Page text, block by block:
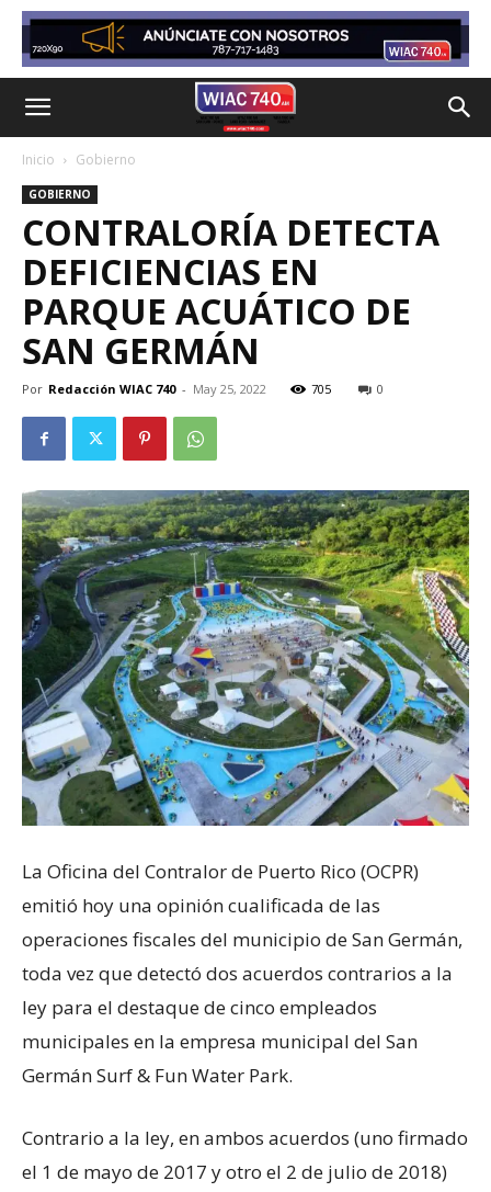
Inicio Gobierno
GOBIERNO
CONTRALORÍA DETECTA
DEFICIENCIAS EN
PARQUE ACUÁTICO DE
SAN GERMÁN
Por Redacción WIAC 740 - May 25, 2022 705 0
La Oficina del Contralor de Puerto Rico (OCPR)
emitió hoy una opinión cualificada de las
operaciones fiscales del municipio de San Germán,
toda vez que detectó dos acuerdos contrarios a la
ley para el destaque de cinco empleados
municipales en la empresa municipal del San
Germán Surf & Fun Water Park.
Contrario a la ley, en ambos acuerdos (uno firmado
el 1 de mayo de 2017 y otro el 2 de julio de 2018)